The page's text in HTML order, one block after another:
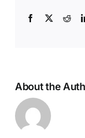
Facebook
X
About the